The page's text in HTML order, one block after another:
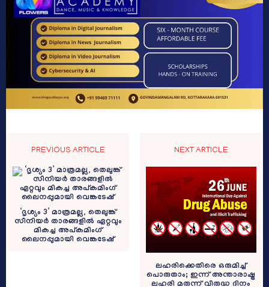
PREVIOUS ARTICLE
‘ദൃശ്യം 3’ മാത്രമല്ല, തെലുങ്ക്
സീനിയര്‍ താരങ്ങളില്‍ ഏറ്റവും
മികച്ച അപ്‍കമിംഗ്
ലൈനപ്പുമായി വെങ്കടേഷ്
NEXT ARTICLE
ലഹരിക്കെതിരെ ഒരുമിച്ച്
പൊരുതാം; ഇന്ന് അന്താരാഷ്ട്ര
ലഹരി മരുന്ന് വിരുദ്ധ ദിനം